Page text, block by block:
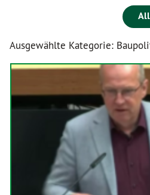
Ausgewählte Kategorie: